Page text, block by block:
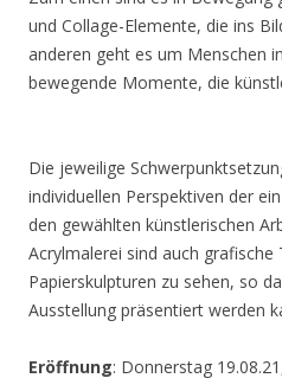
und Collage-Elemente, die ins
anderen geht es um Menschen
bewegende Momente, die
Die jeweilige
individuellen Perspektiven der
den gewählten künstlerischen
Acrylmalerei sind auch grafische
Papierskulpturen zu sehen, so
Ausstellung präsentiert werden
Eröffnung: Donnerstag